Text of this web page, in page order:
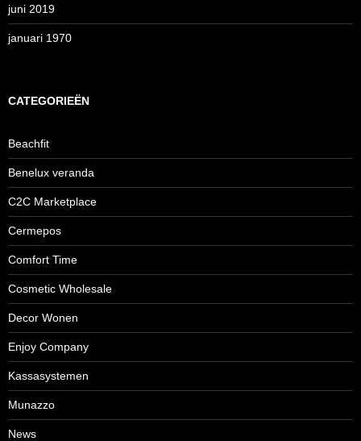
juni 2019
januari 1970
CATEGORIEËN
Beachfit
Benelux veranda
C2C Marketplace
Cermepos
Comfort Time
Cosmetic Wholesale
Decor Wonen
Enjoy Company
Kassasystemen
Munazzo
News